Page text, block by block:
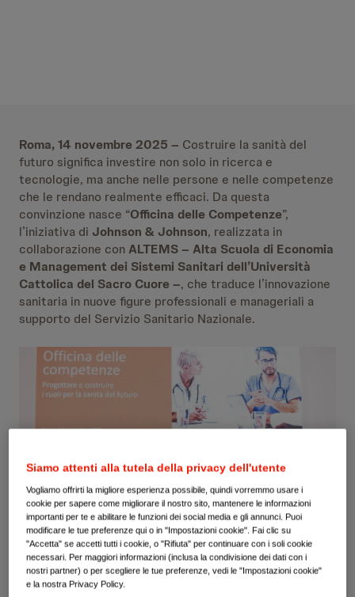
Roma, 14 novembre 2025 – Costruire la sanità del
futuro significa investire non solo in ricerca e
tecnologie, ma anche nelle persone e nelle competenze
che le rendano realmente efficaci. Da questa
convinzione nasce “Officina delle Competenze”,
l’iniziativa di Johnson & Johnson, realizzata in
collaborazione conALTEMS– Alta Scuola di Economia
e Management dei Sistemi Sanitari dell’Università
Cattolica del Sacro Cuore –, che traduce l’innovazione
sanitaria in nuove figure professionali e manageriali a
supporto del Servizio Sanitario Nazionale.
Siamo attenti alla tutela della privacy dell'utente
Vogliamo offrirti la migliore esperienza possibile, quindi vorremmo usare i
cookie per sapere come migliorare il nostro sito, mantenere le informazioni
importanti per te e abilitare le funzioni dei social media e gli annunci. Puoi
modificare le tue preferenze qui o in "Impostazioni cookie". Fai clic su
"Accetta" se accetti tutti i cookie, o "Rifiuta" per continuare con i soli cookie
necessari. Per maggiori informazioni (inclusa la condivisione dei dati con i
nostri partner) o per scegliere le tue preferenze, vedi le "Impostazioni cookie"
e la nostra Privacy Policy.